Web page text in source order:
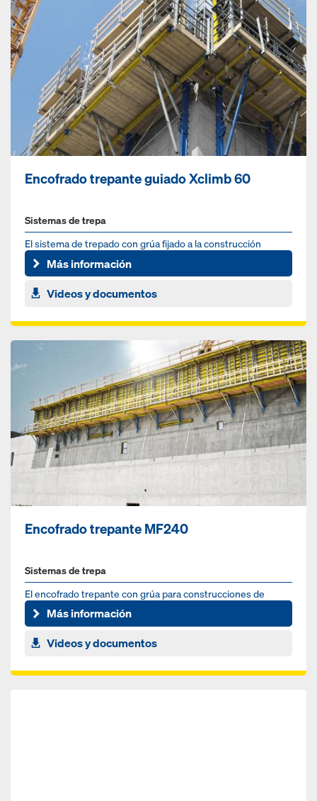
Encofrado trepante guiado Xclimb 60
Sistemas de trepa
El sistema de trepado con grúa fijado a la construcción
Más información
Videos y documentos
Encofrado trepante MF240
Sistemas de trepa
El encofrado trepante con grúa para construcciones de
cualquier forma, altura e inclinación
Más información
Videos y documentos